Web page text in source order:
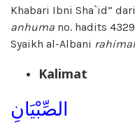
Khabari Ibni Sha`id”
anhuma no. hadits
Syaikh al-Albani
Kalimat
الصِّبْيَانِ